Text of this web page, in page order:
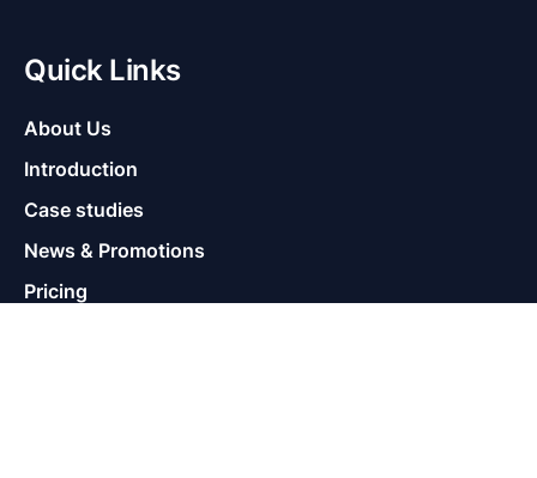
Quick Links
About Us
Introduction
Case studies
News & Promotions
Pricing